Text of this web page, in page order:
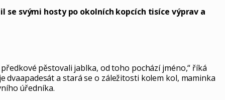
svými hosty po okolních kopcích tisíce výprav a
pěstovali jablka, od toho pochází jméno,“ říká
dvaapadesát a stará se o záležitosti kolem kol, maminka
úředníka.